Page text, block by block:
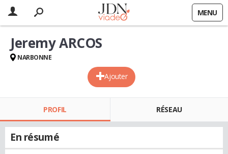
MENU
Ajouter
Jeremy ARCOS
NARBONNE
PROFIL RÉSEAU
En résumé